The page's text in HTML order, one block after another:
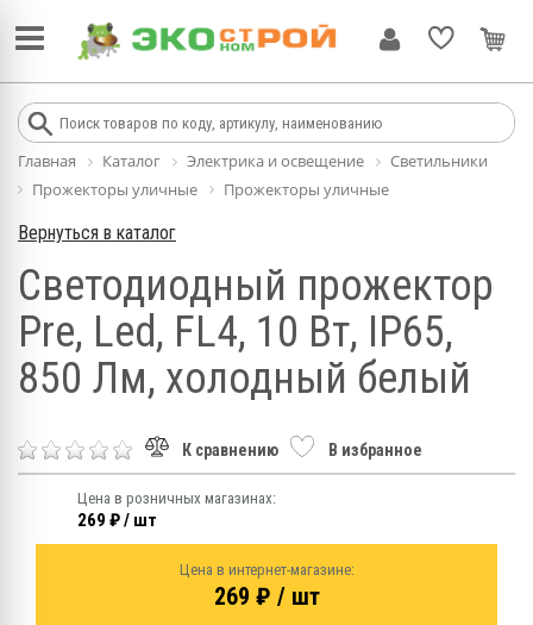
Главная Каталог Электрика и освещение
Светильники
Прожекторы уличные
Прожекторы уличные
Вернуться в каталог
Светодиодный прожектор
Pre, Led, FL4, 10 Вт, IP65,
850 Лм, холодный белый
К сравнению В избранное
Цена в розничных магазинах:
269 ₽ / шт
Цена в интернет-магазине:
269 ₽ / шт